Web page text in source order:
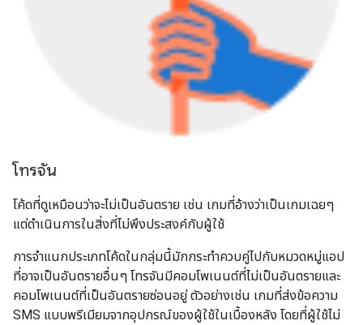
โทรจัน
โค้ดที่ดูเหมือนว่าจะไม่เป็นอันตราย เช่น เกมที่อ้างว่าเป็นเกมเฉยๆ
แต่ดำเนินการในสิ่งที่ไม่พึงประสงค์กับผู้ใช้
การจำแนกประเภทโค้ดในกลุ่มนี้มักกระทำควบคู่ไปกับหมวดหมู่แอป
ที่อาจเป็นอันตรายอื่นๆ โทรจันมีคอมโพเนนต์ที่ไม่เป็นอันตรายและ
คอมโพเนนต์ที่เป็นอันตรายซ่อนอยู่ ตัวอย่างเช่น เกมที่ส่งข้อความ
SMS แบบพรีเมียมจากอุปกรณ์ของผู้ใช้ในเบื้องหลัง โดยที่ผู้ใช้ไม่